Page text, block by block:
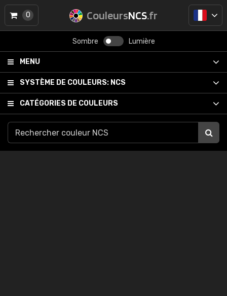
CouleursNCS.fr
Sombre Lumière
MENU
SYSTÈME DE COULEURS: NCS
CATÉGORIES DE COULEURS
0